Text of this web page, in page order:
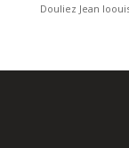
Douliez Jean